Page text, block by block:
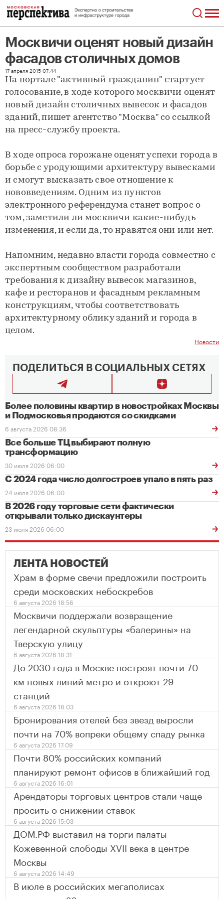
Москвичи оценят новый дизайн
фасадов столичных домов
17 апреля 2015 07:44
На портале "активный гражданин" стартует
голосование, в ходе которого москвичи оценят
новый дизайн столичных вывесок и фасадов
зданий, пишет агентство "Москва" со ссылкой
на пресс-службу проекта.
В ходе опроса горожане оценят успехи города в
борьбе с уродующими архитектуру вывесками
и смогут высказать свое отношение к
нововведениям. Одним из пунктов
электронного референдума станет вопрос о
том, заметили ли москвичи какие-нибудь
изменения, и если да, то нравятся они или нет.
Напомним, недавно власти города совместно с
экспертным сообществом разработали
требования к дизайну вывесок магазинов,
кафе и ресторанов и фасадным рекламным
конструкциям, чтобы соответствовать
архитектурному облику зданий и города в
целом.
Новости
ПОДЕЛИТЬСЯ В СОЦИАЛЬНЫХ СЕТЯХ
Более половины квартир в новостройках Москвы
и Подмосковья продаются со скидками
6 августа 2026 08:36
Все больше ТЦ выбирают полную
трансформацию
30 июля 2026 06:00
С 2024 года число долгостроев упало в пять раз
24 июля 2026 06:00
В 2026 году торговые сети фактически
открывали только дискаунтеры
23 июля 2026 06:00
ЛЕНТА НОВОСТЕЙ
Храм в форме свечи предложили построить
среди московских небоскребов
6 августа 2026 18:56
Москвичи поддержали возвращение
легендарной скульптуры «балерины» на
Тверскую улицу
6 августа 2026 18:31
До 2030 года в Москве построят почти 70
км новых линий метро и откроют 29
станций
6 августа 2026 18:03
Бронирования отелей без звезд выросли
почти на 70% вопреки общему спаду рынка
6 августа 2026 17:09
Почти 80% российских компаний
планируют ремонт офисов в ближайший год
6 августа 2026 16:01
Арендаторы торговых центров стали чаще
просить о снижении ставок
6 августа 2026 15:03
ДОМ.РФ выставил на торги палаты
Кожевенной слободы XVII века в центре
Москвы
6 августа 2026 14:49
В июле в российских мегаполисах